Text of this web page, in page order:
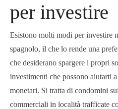
per investire
Esistono molti modi per investire
spagnolo, il che lo rende una
che desiderano spargere i propri
investimenti che possono aiutarti
monetari. Si tratta di condomini
commerciali in località trafficate